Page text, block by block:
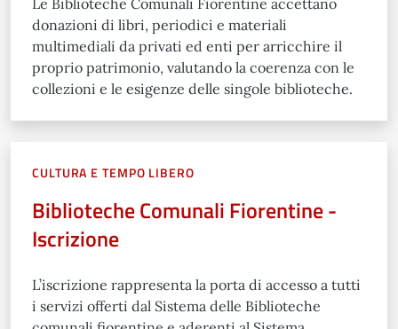
Le Biblioteche Comunali Fiorentine accettano
donazioni di libri, periodici e materiali
multimediali da privati ed enti per arricchire il
proprio patrimonio, valutando la coerenza con le
collezioni e le esigenze delle singole biblioteche.
CULTURA E TEMPO LIBERO
Biblioteche Comunali Fiorentine -
Iscrizione
L’iscrizione rappresenta la porta di accesso a tutti
i servizi offerti dal Sistema delle Biblioteche